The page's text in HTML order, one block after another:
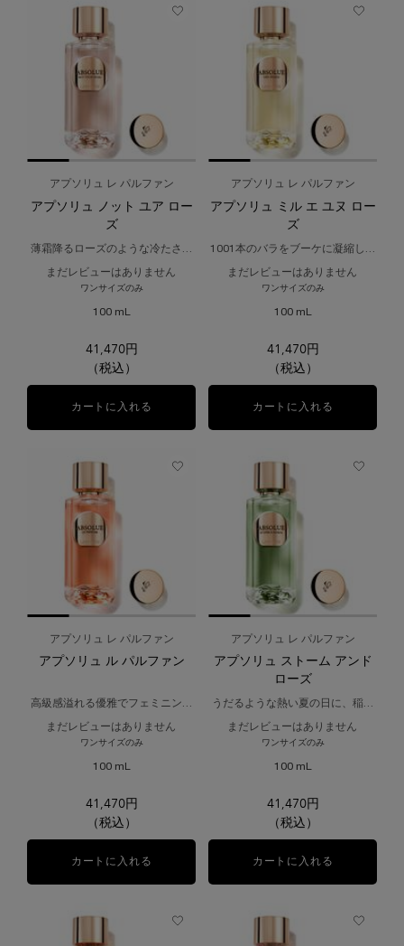
アプソリュ レ パルファン
アプソリュ ノット ユア ロー
ズ
薄霜降るローズのような冷たさを
まだレビューはありません
ワンサイズのみ
100 mL
41,470円
（税込）
カートに入れる アプソリュ ノット ユア ローズ
アプソリュ レ パルファン
アプソリュ ミル エ ユヌ ロー
ズ
1001本のバラをブーケに凝縮した
まだレビューはありません
ワンサイズのみ
100 mL
41,470円
（税込）
カートに入れる
アプソリュ レ パルファン
アプソリュ ル パルファン
高級感溢れる優雅でフェミニンな
まだレビューはありません
ワンサイズのみ
100 mL
41,470円
（税込）
カートに入れる アプソリュ ル パルファン
アプソリュ レ パルファン
アプソリュ ストーム アンド
ローズ
うだるような熱い夏の日に、稲妻
香り。
まだレビューはありません
ワンサイズのみ
100 mL
41,470円
（税込）
カートに入れる